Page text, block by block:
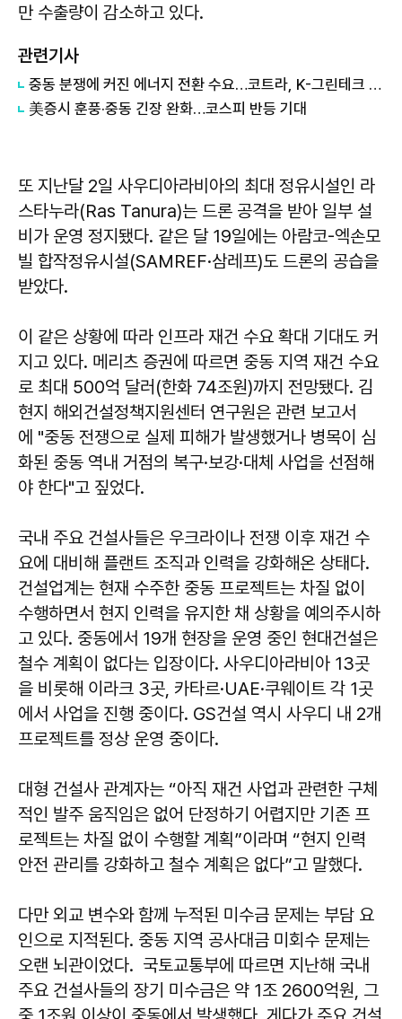
만 수출량이 감소하고 있다.
관련기사
중동 분쟁에 커진 에너지 전환 수요…코트라, K-그린테크 수출길 넓힌다
美증시 훈풍·중동 긴장 완화…코스피 반등 기대
또 지난달 2일 사우디아라비아의 최대 정유시설인 라
스타누라(Ras Tanura)는 드론 공격을 받아 일부 설
비가 운영 정지됐다. 같은 달 19일에는 아람코-엑손모
빌 합작정유시설(SAMREF·삼레프)도 드론의 공습을
받았다.
이 같은 상황에 따라 인프라 재건 수요 확대 기대도 커
지고 있다. 메리츠 증권에 따르면 중동 지역 재건 수요
로 최대 500억 달러(한화 74조원)까지 전망됐다. 김
현지 해외건설정책지원센터 연구원은 관련 보고서
에 "중동 전쟁으로 실제 피해가 발생했거나 병목이 심
화된 중동 역내 거점의 복구·보강·대체 사업을 선점해
야 한다"고 짚었다.
국내 주요 건설사들은 우크라이나 전쟁 이후 재건 수
요에 대비해 플랜트 조직과 인력을 강화해온 상태다.
건설업계는 현재 수주한 중동 프로젝트는 차질 없이
수행하면서 현지 인력을 유지한 채 상황을 예의주시하
고 있다. 중동에서 19개 현장을 운영 중인 현대건설은
철수 계획이 없다는 입장이다. 사우디아라비아 13곳
을 비롯해 이라크 3곳, 카타르·UAE·쿠웨이트 각 1곳
에서 사업을 진행 중이다. GS건설 역시 사우디 내 2개
프로젝트를 정상 운영 중이다.
대형 건설사 관계자는 “아직 재건 사업과 관련한 구체
적인 발주 움직임은 없어 단정하기 어렵지만 기존 프
로젝트는 차질 없이 수행할 계획”이라며 “현지 인력
안전 관리를 강화하고 철수 계획은 없다”고 말했다.
다만 외교 변수와 함께 누적된 미수금 문제는 부담 요
인으로 지적된다. 중동 지역 공사대금 미회수 문제는
오랜 뇌관이었다. 국토교통부에 따르면 지난해 국내
주요 건설사들의 장기 미수금은 약 1조 2600억원, 그